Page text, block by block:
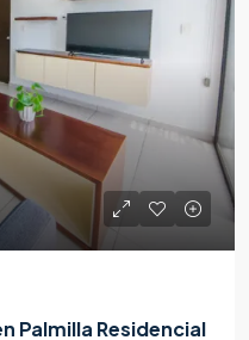
Palmilla Residencial